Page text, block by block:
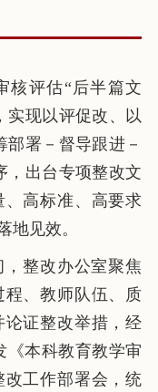
核评估“后半篇文
实现以评促改、以
部署－督导跟进－
，出台专项整改文
高标准、高要求
地见效。
，整改办公室聚焦
、教师队伍、质
证整改举措，经
《本科教育教学审
工作部署会，统